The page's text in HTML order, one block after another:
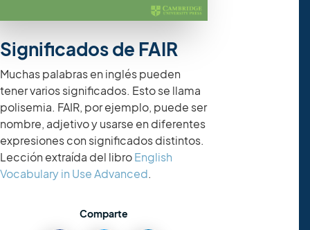
Significados de FAIR
Muchas palabras en inglés pueden
tener varios significados. Esto se llama
polisemia. FAIR, por ejemplo, puede ser
nombre, adjetivo y usarse en diferentes
expresiones con significados distintos.
Lección extraída del libroEnglish
Vocabulary in Use Advanced.
Comparte